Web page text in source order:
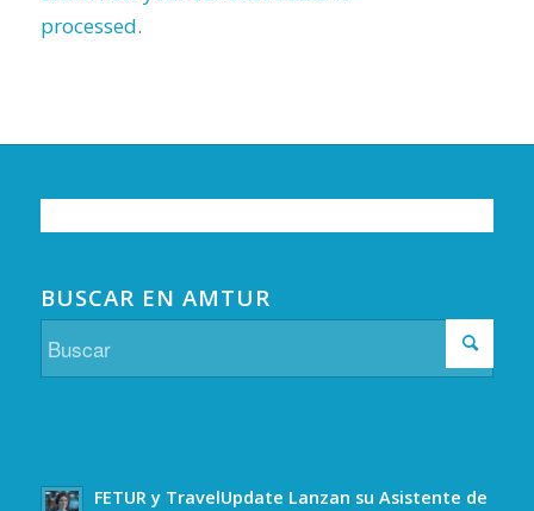
processed.
BUSCAR EN AMTUR
FETUR y TravelUpdate Lanzan su Asistente de